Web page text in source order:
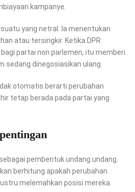
kampanye.
yang netral. Ia menentukan
atau tersingkir. Ketika DPR
partai non parlemen, itu memberi
sedang dinegosiasikan ulang.
otomatis berarti perubahan
tetap berada pada partai yang
pembentuk undang undang.
berhitung apakah perubahan
melemahkan posisi mereka.